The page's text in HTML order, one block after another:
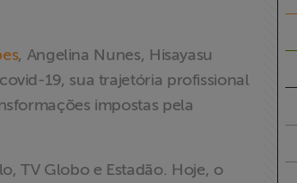
, Angelina Nunes, Hisayasu
19, sua trajetória profissional
impostas pela
TV Globo e Estadão. Hoje, o